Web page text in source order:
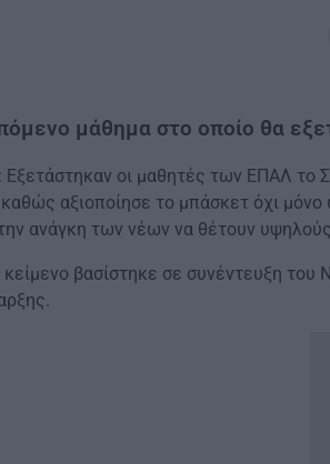
μάθημα στο οποίο θα
: Εξετάστηκαν οι μαθητές των ΕΠΑΛ το
καθώς αξιοποίησε το μπάσκετ όχι
ανάγκη των νέων να θέτουν
βασίστηκε σε συνέντευξη